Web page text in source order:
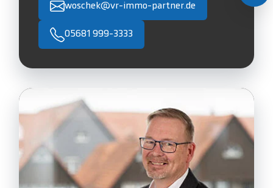
woschek@vr-immo-partner.de
05681 999-3333